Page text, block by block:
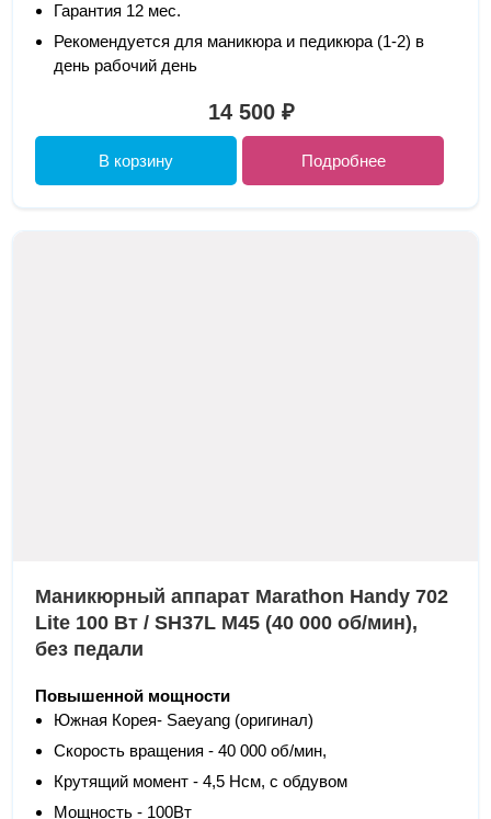
Гарантия 12 мес.
Рекомендуется для маникюра и педикюра (1-2) в
день рабочий день
14 500 ₽
В корзину Подробнее
Маникюрный аппарат Marathon Handy 702
Lite 100 Вт / SH37L M45 (40 000 об/мин),
без педали
Повышенной мощности
Южная Корея- Saeyang (оригинал)
Скорость вращения - 40 000 об/мин,
Крутящий момент - 4,5 Нсм, с обдувом
Мощность - 100Вт